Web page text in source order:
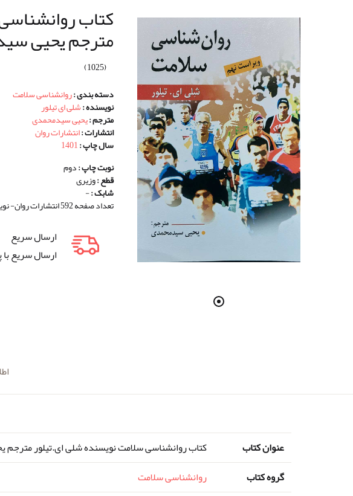
کتاب
مترجم یحیی
(1025)
دسته بندی :روانشناسی سلامت
نویسنده :شلی ای تیلور
مترجم :یحیی سیدمحمدی
انتشارات :انتشارات روان
سال چاپ :1401
نوبت چاپ :دوم
قطع :وزیری
شابک :-
تعداد صفحه 592 انتشارات روان- نویسنده شلی ای.تیلور مترجم یحیی سید محمدی
ارسال سریع
ارسال سریع
عنوان کتاب
کتاب روانشناسی سلامت نویسنده شلی ای.تیلور
گروه کتاب
روانشناسی سلامت